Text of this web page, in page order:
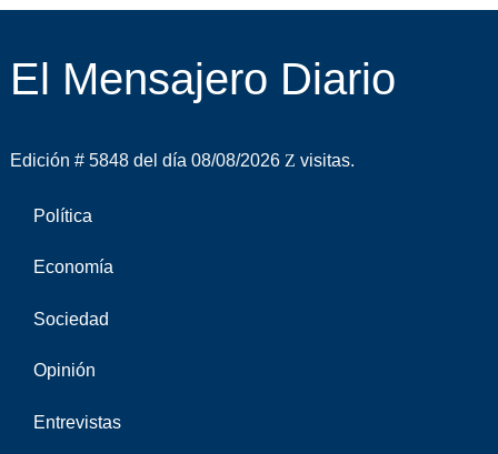
El Mensajero Diario
Edición # 5848 del día 08/08/2026 visitas.
Política
Economía
Sociedad
Opinión
Entrevistas